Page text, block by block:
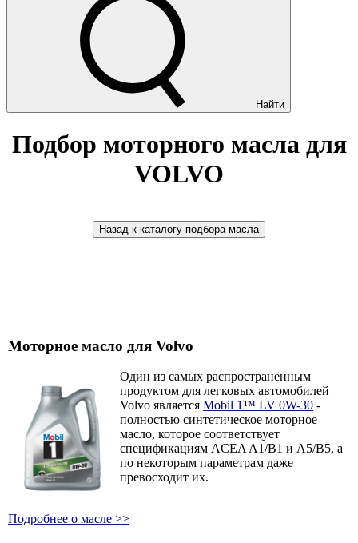
Найти
Подбор моторного масла для
VOLVO
Назад к каталогу подбора масла
Моторное масло для Volvo
Один из самых распространённым
продуктом для легковых автомобилей
Volvo является Mobil 1™ LV 0W-30 -
полностью синтетическое моторное
масло, которое соответствует
спецификациям ACEA A1/B1 и A5/B5, а
по некоторым параметрам даже
превосходит их.
Подробнее о масле >>